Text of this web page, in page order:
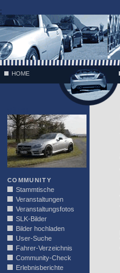
;
HOME
COMMUNITY
Stammtische
Veranstaltungen
Veranstaltungsfotos
SLK-Bilder
Bilder hochladen
User-Suche
Fahrer-Verzeichnis
Community-Check
Erlebnisberichte